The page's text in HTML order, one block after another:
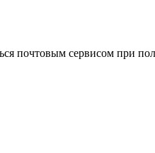
почтовым сервисом при